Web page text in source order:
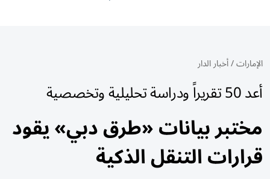
الإمارات/أخبار الدار
أعد 50 تقريراً ودراسة تحليلية وتخصصية
مختبر بيانات «طرق دبي» يقود
قرارات التنقل الذكية